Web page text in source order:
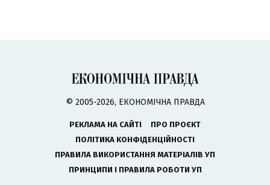
© 2005-2026, ЕКОНОМІЧНА ПРАВДА
РЕКЛАМА НА САЙТІ
ПРО ПРОЄКТ
ПОЛІТИКА КОНФІДЕНЦІЙНОСТІ
ПРАВИЛА ВИКОРИСТАННЯ МАТЕРІАЛІВ УП
ПРИНЦИПИ І ПРАВИЛА РОБОТИ УП